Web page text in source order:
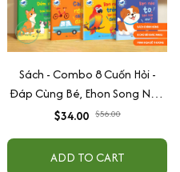
Sách - Combo 8 Cuốn Hỏi -
Đáp Cùng Bé, Ehon Song Ngữ
Việt - Anh - Dành Cho Bé Từ 0
$34.00 $56.00
ADD TO CART